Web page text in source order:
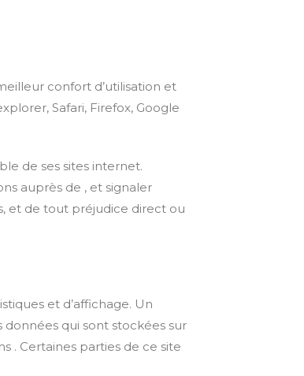
confort d’utilisation et
Safari, Firefox, Google
de ses sites internet.
auprès de , et signaler
et de tout préjudice direct ou
et d’affichage. Un
qui sont stockées sur
. Certaines parties de ce site